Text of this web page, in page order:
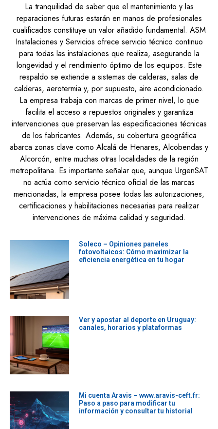
La tranquilidad de saber que el mantenimiento y las
reparaciones futuras estarán en manos de profesionales
cualificados constituye un valor añadido fundamental. ASM
Instalaciones y Servicios ofrece servicio técnico continuo
para todas las instalaciones que realiza, asegurando la
longevidad y el rendimiento óptimo de los equipos. Este
respaldo se extiende a sistemas de calderas, salas de
calderas, aerotermia y, por supuesto, aire acondicionado.
La empresa trabaja con marcas de primer nivel, lo que
facilita el acceso a repuestos originales y garantiza
intervenciones que preservan las especificaciones técnicas
de los fabricantes. Además, su cobertura geográfica
abarca zonas clave como Alcalá de Henares, Alcobendas y
Alcorcón, entre muchas otras localidades de la región
metropolitana. Es importante señalar que, aunque UrgenSAT
no actúa como servicio técnico oficial de las marcas
mencionadas, la empresa posee todas las autorizaciones,
certificaciones y habilitaciones necesarias para realizar
intervenciones de máxima calidad y seguridad.
Soleco – Opiniones paneles
fotovoltaicos: Cómo maximizar la
eficiencia energética en tu hogar
Ver y apostar al deporte en Uruguay:
canales, horarios y plataformas
Mi cuenta Aravis – www.aravis-ceft.fr:
Paso a paso para modificar tu
información y consultar tu historial